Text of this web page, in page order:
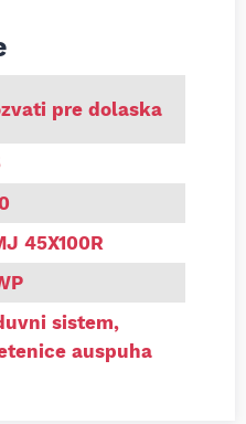
auspuha 45x100 L160
pre dolaska
45X100R
sistem,
auspuha